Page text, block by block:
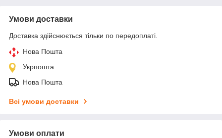
Умови доставки
Доставка здійснюється тільки по передоплаті.
Нова Пошта
Укрпошта
Нова Пошта
Всі умови доставки
Умови оплати